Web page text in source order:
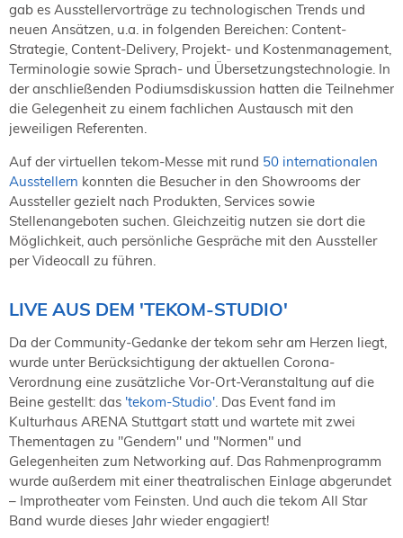
Expertenrat
Publikationen
Stellenangebote
Stellengesuche
Dienstleister
Regionalgruppen
gab es Ausstellervorträge zu technologischen Trends und
neuen Ansätzen, u.a. in folgenden Bereichen: Content-
Strategie, Content-Delivery, Projekt- und Kostenmanagement,
Terminologie sowie Sprach- und Übersetzungstechnologie. In
der anschließenden Podiumsdiskussion hatten die Teilnehmer
die Gelegenheit zu einem fachlichen Austausch mit den
jeweiligen Referenten.
Auf der virtuellen tekom-Messe mit rund 50 internationalen
Ausstellern konnten die Besucher in den Showrooms der
Aussteller gezielt nach Produkten, Services sowie
Stellenangeboten suchen. Gleichzeitig nutzen sie dort die
Möglichkeit, auch persönliche Gespräche mit den Aussteller
per Videocall zu führen.
LIVE AUS DEM 'TEKOM-STUDIO'
Da der Community-Gedanke der tekom sehr am Herzen liegt,
wurde unter Berücksichtigung der aktuellen Corona-
Verordnung eine zusätzliche Vor-Ort-Veranstaltung auf die
Beine gestellt: das 'tekom-Studio'. Das Event fand im
Kulturhaus ARENA Stuttgart statt und wartete mit zwei
Thementagen zu "Gendern" und "Normen" und
Gelegenheiten zum Networking auf. Das Rahmenprogramm
wurde außerdem mit einer theatralischen Einlage abgerundet
– Improtheater vom Feinsten. Und auch die tekom All Star
Band wurde dieses Jahr wieder engagiert!